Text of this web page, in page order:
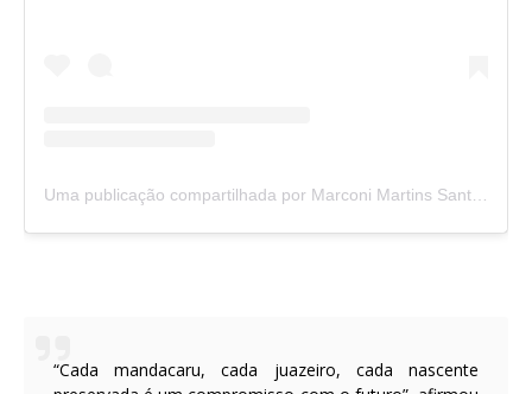
“Cada mandacaru, cada juazeiro, cada nascente